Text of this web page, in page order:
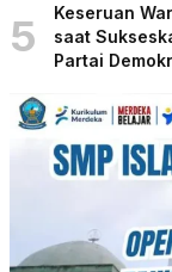
5
Keseruan
saat
Partai